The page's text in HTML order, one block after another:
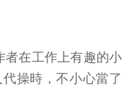
者在工作上有趣的小
操時，不小心當了